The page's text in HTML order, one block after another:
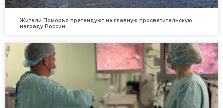
Жители Поморья претендуют на главную просветительскую
награду России